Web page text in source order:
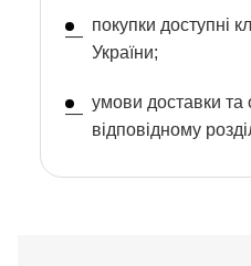
покупки доступні
України;
умови доставки та
відповідному